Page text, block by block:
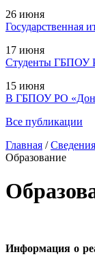
26 июня
Государственная
17 июня
Студенты ГБПОУ
15 июня
В ГБПОУ РО
Все публикации
Главная /
Образование
Информация о